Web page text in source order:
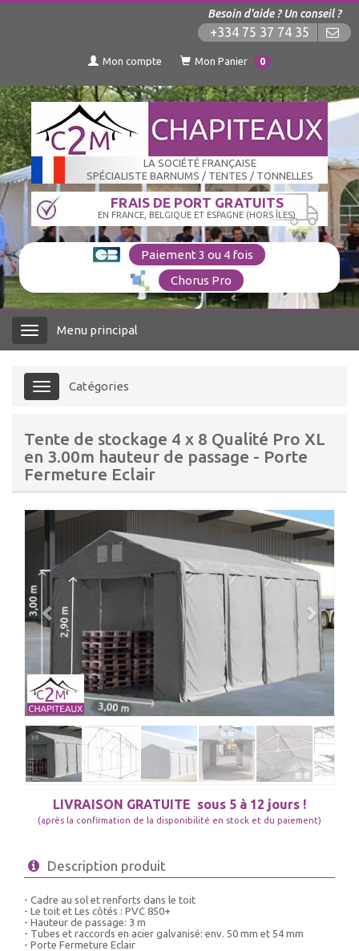
Besoin d'aide ? Un conseil ?
+334 75 37 74 35
Mon compte Mon Panier 0
LA SOCIÉTÉ FRANÇAISE
SPÉCIALISTE BARNUMS / TENTES / TONNELLES
FRAIS DE PORT GRATUITS
EN FRANCE, BELGIQUE ET ESPAGNE (HORS ÎLES)
Paiement 3 ou 4 fois
Chorus Pro
Menu Menu principal
Menu Catégories
Tente de stockage 4 x 8 Qualité Pro XL
en 3.00m hauteur de passage - Porte
Fermeture Eclair
LIVRAISON GRATUITE sous 5 à 12 jours !
(après la confirmation de la disponibilité en stock et du paiement)
Description produit
- Cadre au sol et renforts dans le toit
- Le toit et Les côtés : PVC 850+
- Hauteur de passage: 3 m
- Tubes et raccords en acier galvanisé: env. 50 mm et 54 mm
- Porte Fermeture Eclair